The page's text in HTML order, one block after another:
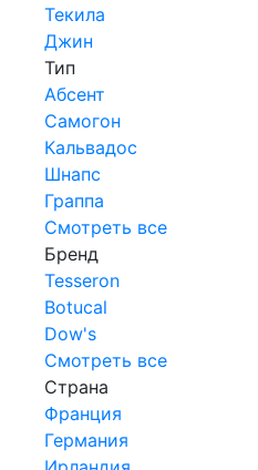
Текила
Джин
Тип
Абсент
Самогон
Кальвадос
Шнапс
Граппа
Смотреть все
Бренд
Tesseron
Botucal
Dow's
Смотреть все
Страна
Франция
Германия